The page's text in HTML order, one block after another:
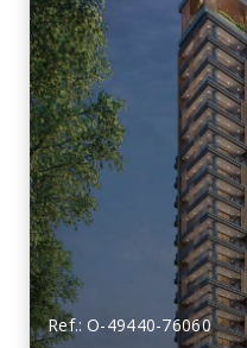
Ref.: O-49440-76060